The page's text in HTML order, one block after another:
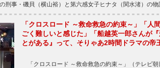
刑事・磯貝（横山裕）と第六感女子ヒナタ（関水渚）の
「クロスロード ～救命救急の約束～」「人
ごく難しいと感じた」「船越英一郎さんが
とがある』って、そりゃあ2時間ドラマの帝
「クロスロード ～救命救急の約束～」（テレビ朝